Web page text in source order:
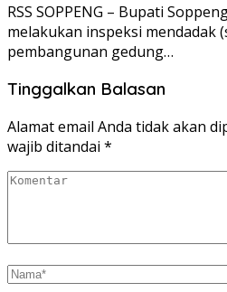
RSS SOPPENG – Bupati
melakukan inspeksi mendadak
pembangunan gedung…
Tinggalkan Balasan
Alamat email Anda tidak akan
wajib ditandai *